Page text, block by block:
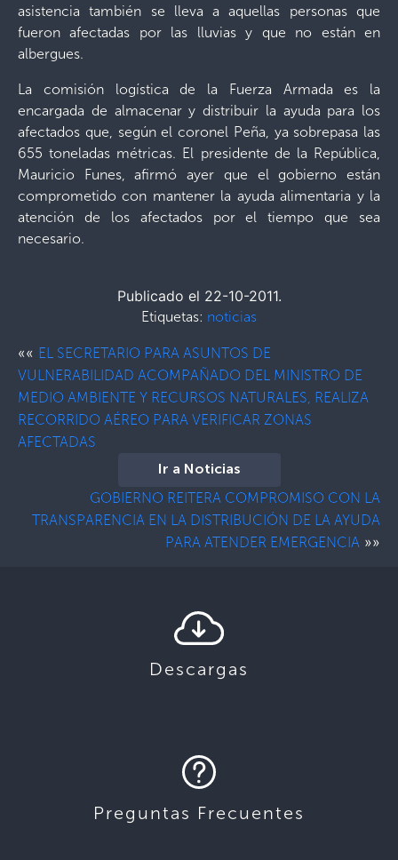
asistencia también se lleva a aquellas personas que
fueron afectadas por las lluvias y que no están en
albergues.
La comisión logística de la Fuerza Armada es la
encargada de almacenar y distribuir la ayuda para los
afectados que, según el coronel Peña, ya sobrepasa las
655 toneladas métricas. El presidente de la República,
Mauricio Funes, afirmó ayer que el gobierno están
comprometido con mantener la ayuda alimentaria y la
atención de los afectados por el tiempo que sea
necesario.
Publicado el 22-10-2011.
Etiquetas: noticias
«« EL SECRETARIO PARA ASUNTOS DE
VULNERABILIDAD ACOMPAÑADO DEL MINISTRO DE
MEDIO AMBIENTE Y RECURSOS NATURALES, REALIZA
RECORRIDO AÉREO PARA VERIFICAR ZONAS
AFECTADAS
Ir a Noticias
GOBIERNO REITERA COMPROMISO CON LA
TRANSPARENCIA EN LA DISTRIBUCIÓN DE LA AYUDA
PARA ATENDER EMERGENCIA »»
Descargas
Preguntas Frecuentes